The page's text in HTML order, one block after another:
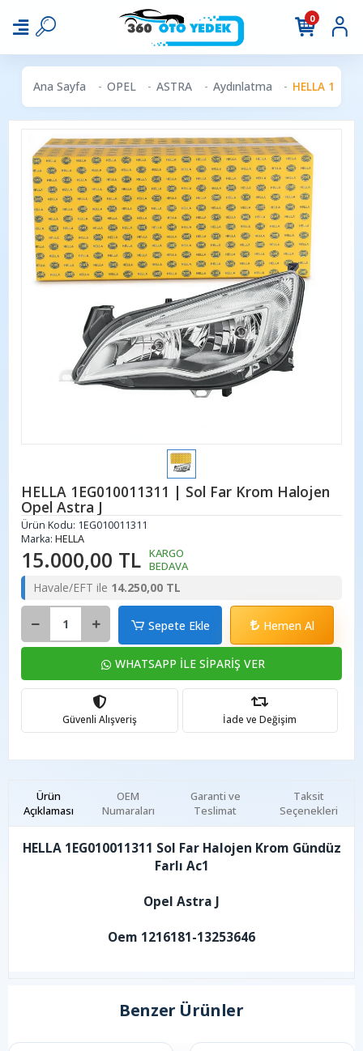
0
Ana Sayfa OPEL ASTRA Aydınlatma HELLA
HELLA 1EG010011311 | Sol Far Krom Halojen
Opel Astra J
Ürün Kodu: 1EG010011311
Marka: HELLA
15.000,00 TL KARGO
BEDAVA
Havale/EFT ile 14.250,00 TL
Sepete Ekle Hemen Al
WHATSAPP İLE SİPARİŞ VER
Güvenli Alışveriş İade ve Değişim
Ürün
Açıklaması
Garanti ve
Teslimat
Taksit
Seçenekleri
OEM
Numaraları
HELLA 1EG010011311 Sol Far Halojen Krom Gündüz
Farlı Ac1
Opel Astra J
Oem 1216181-13253646
Benzer Ürünler